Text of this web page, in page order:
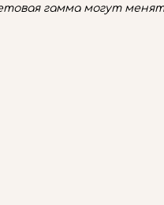
гамма могут